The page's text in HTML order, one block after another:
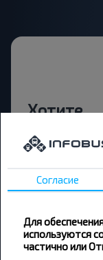
Хотите
дешевле?
Не пропусти
Подпишись
путешествуй
Согласие
Для
используются
частично или